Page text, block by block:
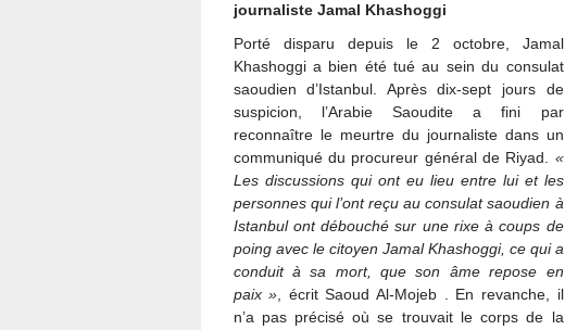
journaliste Jamal Khashoggi
Porté disparu depuis le 2 octobre, Jamal
Khashoggi a bien été tué au sein du consulat
saoudien d’Istanbul. Après dix-sept jours de
suspicion, l’Arabie Saoudite a fini par
reconnaître le meurtre du journaliste dans un
communiqué du procureur général de Riyad. «
Les discussions qui ont eu lieu entre lui et les
personnes qui l’ont reçu au consulat saoudien à
Istanbul ont débouché sur une rixe à coups de
poing avec le citoyen Jamal Khashoggi, ce qui a
conduit à sa mort, que son âme repose en
paix » , écrit Saoud Al-Mojeb . En revanche, il
n’a pas précisé où se trouvait le corps de la